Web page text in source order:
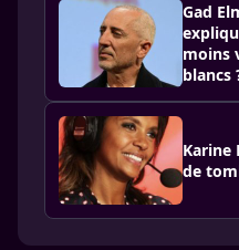
Gad
moins
blancs
Karine
de